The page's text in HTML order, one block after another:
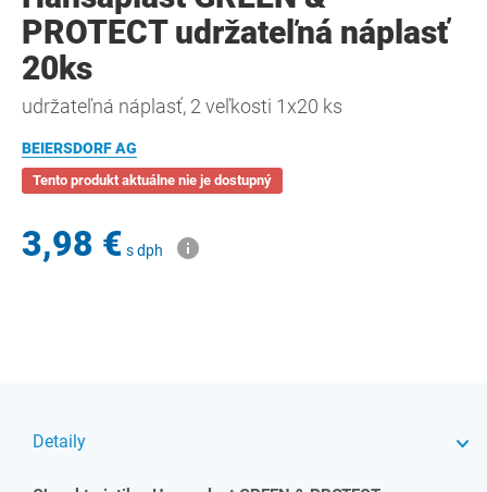
PROTECT udržateľná náplasť
20ks
udržateľná náplasť, 2 veľkosti 1x20 ks
BEIERSDORF AG
Tento produkt aktuálne nie je dostupný
3,98 € s dph
Detaily